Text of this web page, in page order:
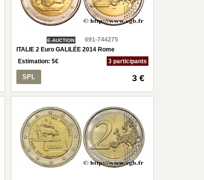
E-AUCTION
691-744275
ITALIE 2 Euro GALILÉE 2014 Rome
Estimation:5€ 3 participants
SPL 3 €